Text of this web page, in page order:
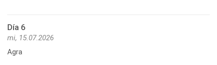
Día 6
mi, 15.07.2026
Agra